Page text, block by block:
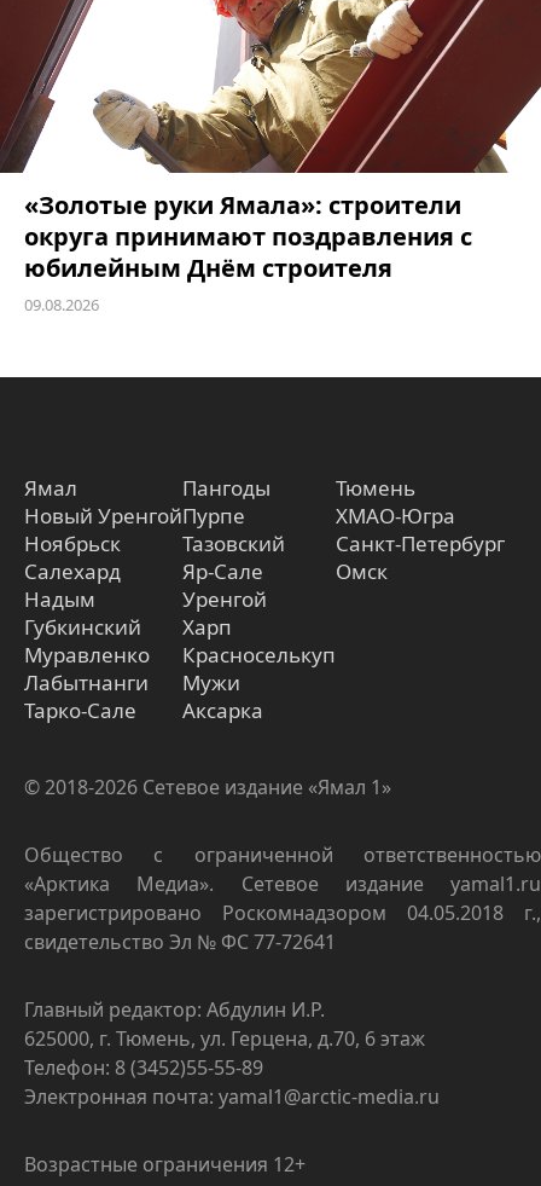
«Золотые руки Ямала»: строители
округа принимают поздравления с
юбилейным Днём строителя
09.08.2026
Ямал
Новый Уренгой
Ноябрьск
Салехард
Надым
Губкинский
Муравленко
Лабытнанги
Тарко-Сале
Пангоды
Пурпе
Тазовский
Яр-Сале
Уренгой
Харп
Красноселькуп
Мужи
Аксарка
Тюмень
ХМАО-Югра
Санкт-Петербург
Омск
© 2018-2026 Сетевое издание «Ямал 1»
Общество с ограниченной ответственностью
«Арктика Медиа». Сетевое издание yamal1.ru
зарегистрировано Роскомнадзором 04.05.2018 г.,
свидетельство Эл № ФС 77-72641
Главный редактор: Абдулин И.Р.
625000, г. Тюмень, ул. Герцена, д.70, 6 этаж
Телефон: 8 (3452)55-55-89
Электронная почта: yamal1@arctic-media.ru
Возрастные ограничения 12+